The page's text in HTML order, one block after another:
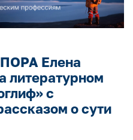
ПОРА Елена
литературном
с
о сути